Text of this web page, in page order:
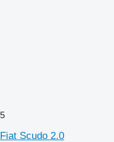
5
Fiat Scudo 2.0